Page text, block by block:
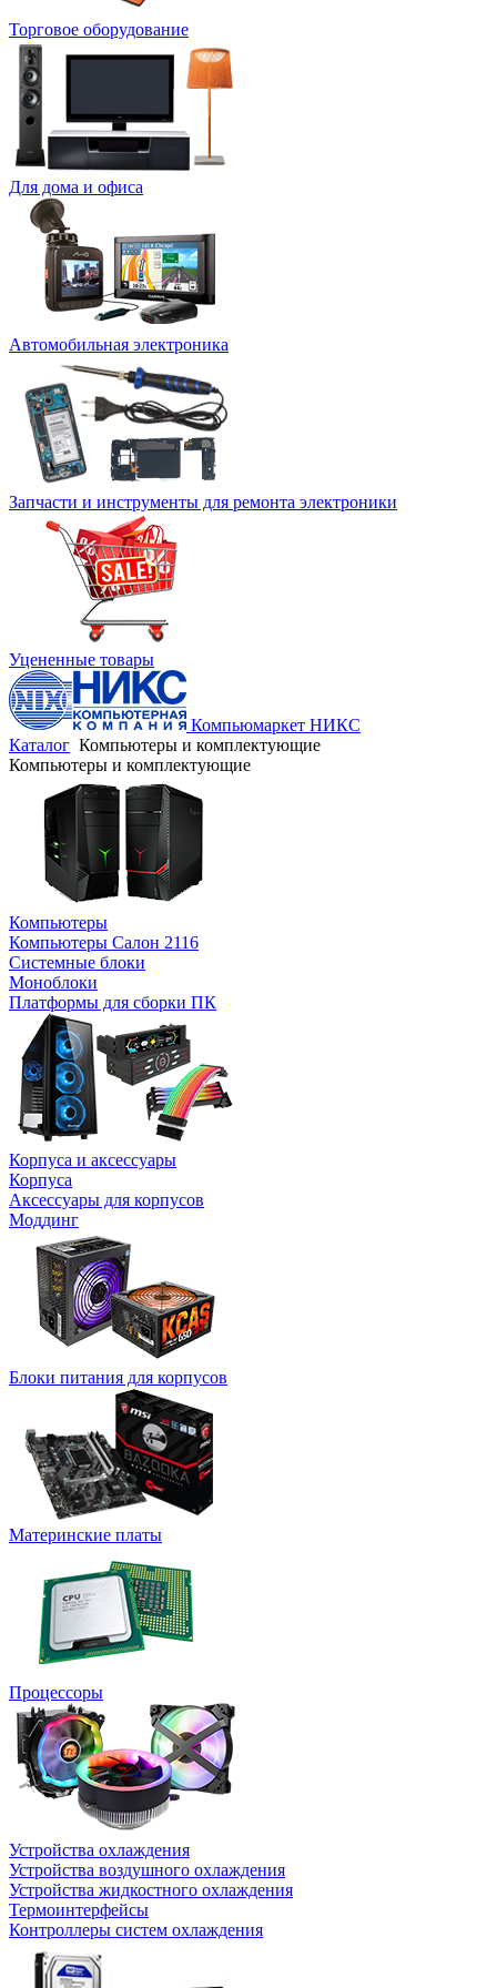
Торговое оборудование
Для дома и офиса
Автомобильная электроника
Запчасти и инструменты для ремонта электроники
Уцененные товары
Компьюмаркет НИКС
Каталог Компьютеры и комплектующие
Компьютеры и комплектующие
Компьютеры
Компьютеры Салон 2116
Системные блоки
Моноблоки
Платформы для сборки ПК
Корпуса и аксессуары
Корпуса
Аксессуары для корпусов
Моддинг
Блоки питания для корпусов
Материнские платы
Процессоры
Устройства охлаждения
Устройства воздушного охлаждения
Устройства жидкостного охлаждения
Термоинтерфейсы
Контроллеры систем охлаждения